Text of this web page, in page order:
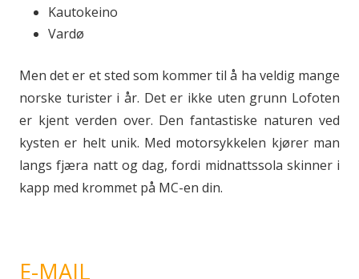
Kautokeino
Vardø
Men det er et sted som kommer til å ha veldig mange
norske turister i år. Det er ikke uten grunn Lofoten
er kjent verden over. Den fantastiske naturen ved
kysten er helt unik. Med motorsykkelen kjører man
langs fjæra natt og dag, fordi midnattssola skinner i
kapp med krommet på MC-en din.
E-MAIL